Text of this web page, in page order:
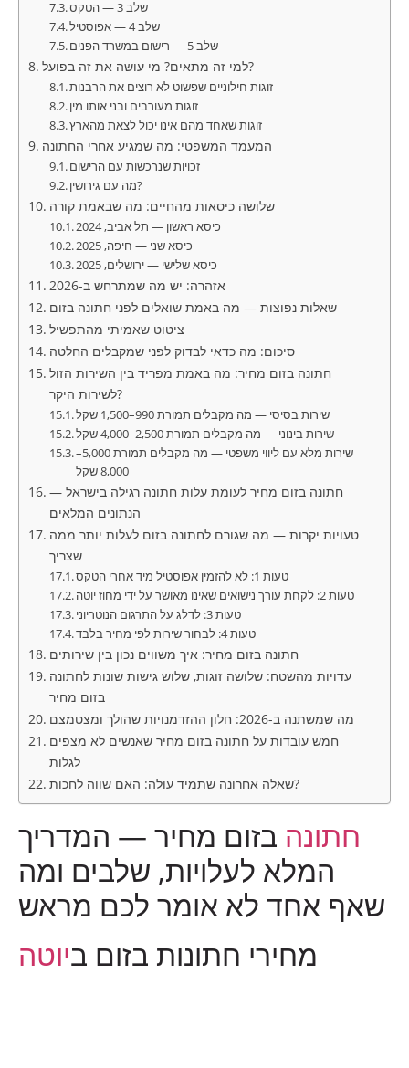
שלב 3 — הטקס
שלב 4 — אפוסטיל
שלב 5 — רישום במשרד הפנים
זוגות חילוניים שפשוט לא רוצים את הרבנות
זוגות מעורבים ובני אותו מין
זוגות שאחד מהם אינו יכול לצאת מהארץ
המעמד המשפטי: מה שמגיע אחרי החתונה
זכויות שנרכשות עם הרישום
שלושה כיסאות מהחיים: מה שבאמת קורה
כיסא ראשון — תל אביב, 2024
כיסא שני — חיפה, 2025
כיסא שלישי — ירושלים, 2025
אזהרה: יש מה שמתרחש ב-2026
שאלות נפוצות — מה באמת שואלים לפני חתונה בזום
ציטוט שאמיתי מהתפשיל
סיכום: מה כדאי לבדוק לפני שמקבלים החלטה
חתונה בזום מחיר: מה באמת מפריד בין השירות הזול
שירות בסיסי — מה מקבלים תמורת 990–1,500 שקל
שירות בינוני — מה מקבלים תמורת 2,500–4,000 שקל
שירות מלא עם ליווי משפטי — מה מקבלים תמורת 5,000–
8,000 שקל
חתונה בזום מחיר לעומת עלות חתונה רגילה בישראל —
הנתונים המלאים
טעויות יקרות — מה שגורם לחתונה בזום לעלות יותר ממה
שצריך
טעות 1: לא להזמין אפוסטיל מיד אחרי הטקס
טעות 2: לקחת עורך נישואים שאינו מאושר על ידי מחוז יוטה
טעות 3: לדלג על התרגום הנוטריוני
טעות 4: לבחור שירות לפי מחיר בלבד
חתונה בזום מחיר: איך משווים נכון בין שירותים
עדויות מהשטח: שלושה זוגות, שלוש גישות שונות לחתונה
בזום מחיר
מה שמשתנה ב-2026: חלון ההזדמנויות שהולך ומצטמצם
חמש עובדות על חתונה בזום מחיר שאנשים לא מצפים
לגלות
חתונהבזום מחיר — המדריך
המלא לעלויות, שלבים ומה
שאף אחד לא אומר לכם מראש
מחירי חתונות בזום ב יוטה